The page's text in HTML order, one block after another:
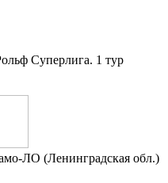
Суперлига. 1 тур
ЛО (Ленинградская обл.)